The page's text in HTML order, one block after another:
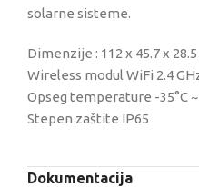
solarne sisteme.
Dimenzije : 112 x 45.7 x
Wireless modul WiFi 2.4
Opseg temperature -35°C ~
Stepen zaštite IP65
Dokumentacija